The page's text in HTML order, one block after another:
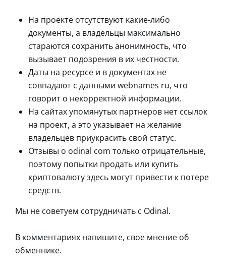
На проекте отсутствуют какие-либо
документы, а владельцы максимально
стараются сохранить анонимность, что
вызывает подозрения в их честности.
Даты на ресурсе и в документах не
совпадают с данными webnames ru, что
говорит о некорректной информации.
На сайтах упомянутых партнеров нет ссылок
на проект, а это указывает на желание
владельцев приукрасить свой статус.
Отзывы о odinal com только отрицательные,
поэтому попытки продать или купить
криптовалюту здесь могут привести к потере
средств.
Мы не советуем сотрудничать с Odinal.
В комментариях напишите, свое мнение об
обменнике.